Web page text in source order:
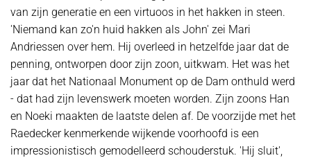
van zijn generatie en een virtuoos in het hakken in steen.
'Niemand kan zo'n huid hakken als John' zei Mari
Andriessen over hem. Hij overleed in hetzelfde jaar dat de
penning, ontworpen door zijn zoon, uitkwam. Het was het
jaar dat het Nationaal Monument op de Dam onthuld werd
- dat had zijn levenswerk moeten worden. Zijn zoons Han
en Noeki maakten de laatste delen af. De voorzijde met het
Raedecker kenmerkende wijkende voorhoofd is een
impressionistisch gemodelleerd schouderstuk. 'Hij sluit',